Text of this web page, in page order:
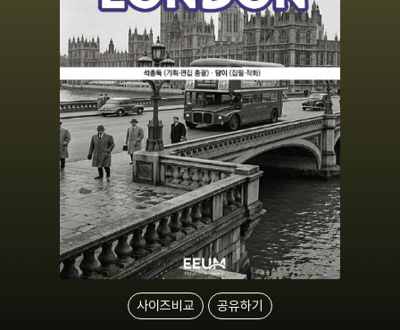
사이즈비교 공유하기